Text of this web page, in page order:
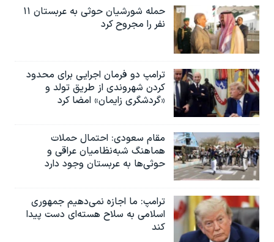
حمله شورشیان حوثی به عربستان ۱۱
نفر را مجروح کرد
ترامپ دو فرمان اجرایی برای محدود
کردن شهروندی از طریق تولد و
«گردشگری زایمان» امضا کرد
مقام سعودی: احتمال حملات
هماهنگ شبه‌نظامیان عراقی و
حوثی‌ها به عربستان وجود دارد
ترامپ: ما اجازه نمی‌دهیم جمهوری
اسلامی به سلاح هسته‌ای دست پیدا
کند